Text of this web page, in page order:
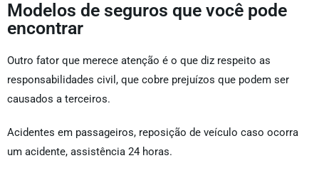
Modelos de seguros que você pode
encontrar
Outro fator que merece atenção é o que diz respeito as
responsabilidades civil, que cobre prejuízos que podem ser
causados a terceiros.
Acidentes em passageiros, reposição de veículo caso ocorra
um acidente, assistência 24 horas.